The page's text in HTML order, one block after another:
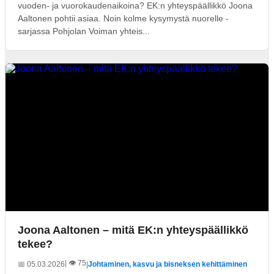
vuoden- ja vuorokaudenaikoina? EK:n yhteyspäällikkö Joona
Aaltonen pohtii asiaa. Noin kolme kysymystä nuorelle -
sarjassa Pohjolan Voiman yhteis...
Joona Aaltonen – mitä EK:n yhteyspäällikkö
tekee?
📅 05.03.2026 | 👁️ 75|Johtaminen, kasvu ja bisneksen kehittäminen